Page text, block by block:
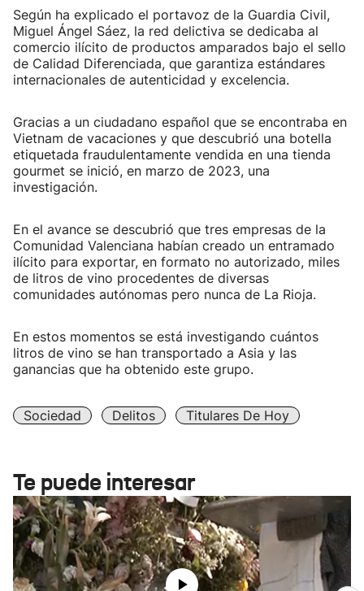
Según ha explicado el portavoz de la Guardia Civil,
Miguel Ángel Sáez, la red delictiva se dedicaba al
comercio ilícito de productos amparados bajo el sello
de Calidad Diferenciada, que garantiza estándares
internacionales de autenticidad y excelencia.
Gracias a un ciudadano español que se encontraba en
Vietnam de vacaciones y que descubrió una botella
etiquetada fraudulentamente vendida en una tienda
gourmet se inició, en marzo de 2023, una
investigación.
En el avance se descubrió que tres empresas de la
Comunidad Valenciana habían creado un entramado
ilícito para exportar, en formato no autorizado, miles
de litros de vino procedentes de diversas
comunidades autónomas pero nunca de La Rioja.
En estos momentos se está investigando cuántos
litros de vino se han transportado a Asia y las
ganancias que ha obtenido este grupo.
Sociedad Delitos Titulares De Hoy
Te puede interesar